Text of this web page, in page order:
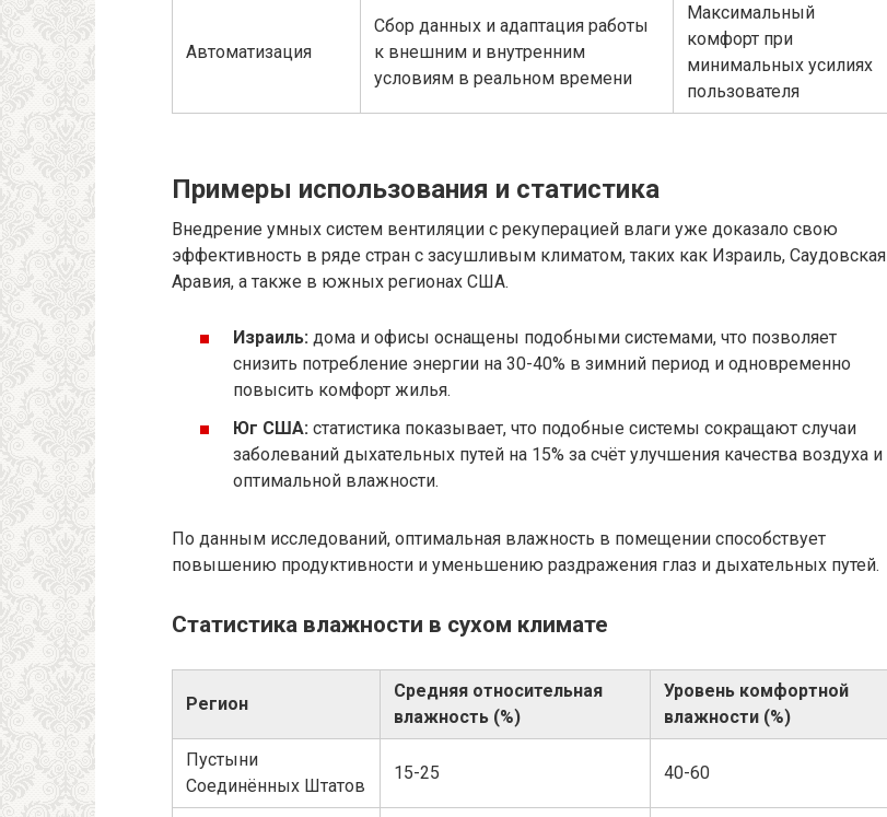
Автоматизация
Сбор данных и адаптация работы
к внешним и внутренним
условиям в реальном времени
Максимальный
комфорт при
минимальных усилиях
пользователя
Примеры использования и статистика
Внедрение умных систем вентиляции с рекуперацией влаги уже доказало свою
эффективность в ряде стран с засушливым климатом, таких как Израиль, Саудовская
Аравия, а также в южных регионах США.
Израиль: дома и офисы оснащены подобными системами, что позволяет
снизить потребление энергии на 30-40% в зимний период и одновременно
повысить комфорт жилья.
Юг США: статистика показывает, что подобные системы сокращают случаи
заболеваний дыхательных путей на 15% за счёт улучшения качества воздуха и
оптимальной влажности.
По данным исследований, оптимальная влажность в помещении способствует
повышению продуктивности и уменьшению раздражения глаз и дыхательных путей.
Статистика влажности в сухом климате
Регион
Средняя относительная
влажность (%)
Уровень комфортной
влажности (%)
Пустыни
Соединённых Штатов
15-25 40-60